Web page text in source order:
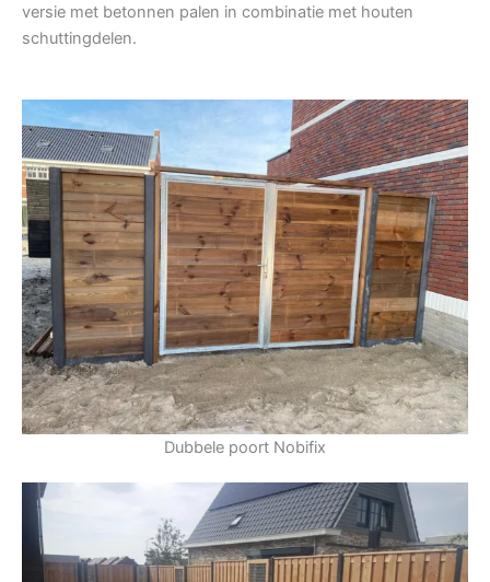
versie met betonnen palen in combinatie met houten
schuttingdelen.
Dubbele poort Nobifix